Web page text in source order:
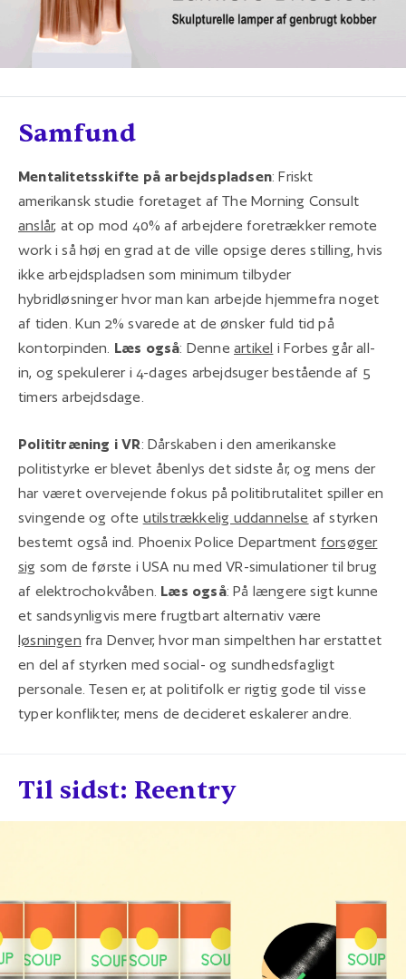
Samfund
Mentalitetsskifte på arbejdspladsen: Friskt
amerikansk studie foretaget af The Morning Consult
anslår, at op mod 40% af arbejdere foretrækker remote
work i så høj en grad at de ville opsige deres stilling, hvis
ikke arbejdspladsen som minimum tilbyder
hybridløsninger hvor man kan arbejde hjemmefra noget
af tiden. Kun 2% svarede at de ønsker fuld tid på
kontorpinden. Læs også: Denneartikel i Forbes går all-
in, og spekulerer i 4-dages arbejdsuger bestående af 5
timers arbejdsdage.
Polititræning i VR: Dårskaben i den amerikanske
politistyrke er blevet åbenlys det sidste år, og mens der
har været overvejende fokus på politibrutalitet spiller en
svingende og ofte utilstrækkelig uddannelse af styrken
bestemt også ind. Phoenix Police Department forsøger
sig som de første i USA nu med VR-simulationer til brug
af elektrochokvåben. Læs også: På længere sigt kunne
et sandsynligvis mere frugtbart alternativ være
løsningen fra Denver, hvor man simpelthen har erstattet
en del af styrken med social- og sundhedsfagligt
personale. Tesen er, at politifolk er rigtig gode til visse
typer konflikter, mens de decideret eskalerer andre.
Til sidst: Reentry